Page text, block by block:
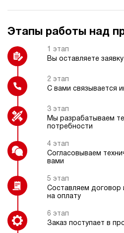
Взрывозащищенное электрическое
Насос ручной (дублирующий)
Этапы работы над
1 этап
Вы оставляете заявку
2 этап
С вами связывается
3 этап
Мы разрабатываем
потребности
4 этап
Согласовываем
вами
5 этап
Составляем договор
на оплату
6 этап
Заказ поступает в